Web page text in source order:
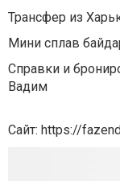
Трансфер из
Мини сплав
Справки и
Вадим
Сайт: https://